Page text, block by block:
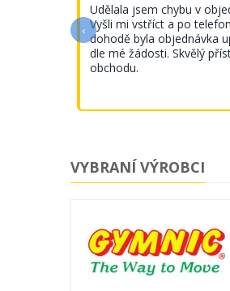
Udělala jsem chybu v
Vyšli mi vstříct a po
dohodě byla objednávka
dle mé žádosti. Skvělý
obchodu.
‹
VYBRANÍ VÝROBCI